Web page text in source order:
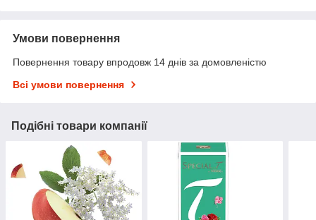
Умови повернення
Повернення товару впродовж 14 днів за домовленістю
Всі умови повернення
Подібні товари компанії